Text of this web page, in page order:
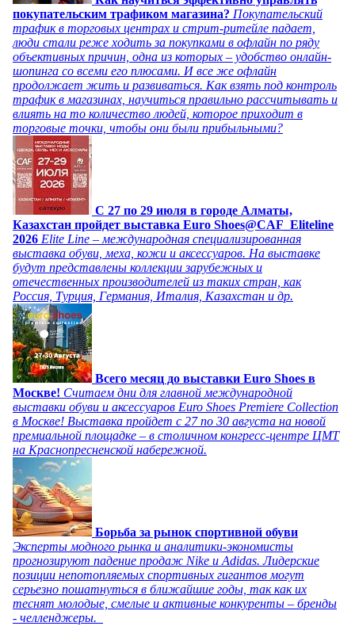
покупательским трафиком магазина? Покупательский
трафик в торговых центрах и стрит-ритейле падает,
люди стали реже ходить за покупками в офлайн по ряду
объективных причин, одна из которых – удобство онлайн-
шопинга со всеми его плюсами. И все же офлайн
продолжает жить и развиваться. Как взять под контроль
трафик в магазинах, научиться правильно рассчитывать и
влиять на то количество людей, которое приходит в
торговые точки, чтобы они были прибыльными?
C 27 по 29 июля в городе Алматы,
Казахстан пройдет выставка Euro Shoes@CAF_Eliteline
2026 Elite Line – международная специализированная
выставка обуви, меха, кожи и аксессуаров. На выставке
будут представлены коллекции зарубежных и
отечественных производителей из таких стран, как
Россия, Турция, Германия, Италия, Казахстан и др.
Всего месяц до выставки Euro Shoes в
Москве! Считаем дни для главной международной
выставки обуви и аксессуаров Euro Shoes Premiere Collection
в Москве! Выставка пройдет с 27 по 30 августа на новой
премиальной площадке – в столичном конгресс-центре ЦМТ
на Краснопресненской набережной.
Борьба за рынок спортивной обуви
Эксперты модного рынка и аналитики-экономисты
прогнозируют падение продаж Nike и Adidas. Лидерские
позиции непотопляемых спортивных гигантов могут
серьезно пошатнуться в ближайшие годы, так как их
теснят молодые, смелые и активные конкуренты – бренды
- челленджеры.